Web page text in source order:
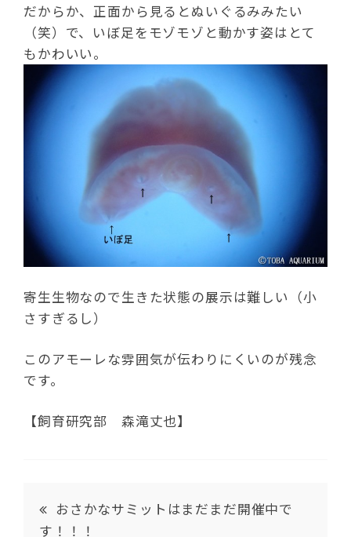
だからか、正面から見るとぬいぐるみみたい
（笑）で、いぼ足をモゾモゾと動かす姿はとて
もかわいい。
寄生生物なので生きた状態の展示は難しい（小
さすぎるし）
このアモーレな雰囲気が伝わりにくいのが残念
です。
【飼育研究部 森滝丈也】
おさかなサミットはまだまだ開催中で
す！！！